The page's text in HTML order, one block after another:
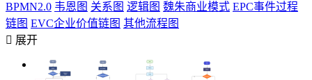
BPMN2.0 韦恩图 关系图 逻辑图 魏朱商业模式 EPC事件过程
链图 EVC企业价值链图 其他流程图
 展开